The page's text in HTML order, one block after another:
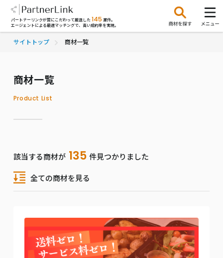
パートナーリンクが質にこだわって厳選した 145 案件。
エージェントによる最適マッチングで、高い成約率を実現。
サイトトップ 商材一覧
商材一覧
Product List
該当する商材が 135 件見つかりました
全ての商材を見る